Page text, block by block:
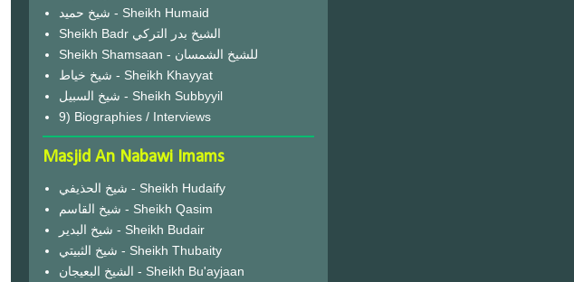
شيخ حميد - Sheikh Humaid
Sheikh Badr الشيخ بدر التركي
Sheikh Shamsaan - للشيخ الشمسان
شيخ خياط - Sheikh Khayyat
شيخ السبيل - Sheikh Subbyyil
9) Biographies / Interviews
Masjid An Nabawi Imams
شيخ الحذيفي - Sheikh Hudaify
شيخ القاسم - Sheikh Qasim
شيخ البدير - Sheikh Budair
شيخ الثبيتي - Sheikh Thubaity
الشيخ البعيجان - Sheikh Bu'ayjaan